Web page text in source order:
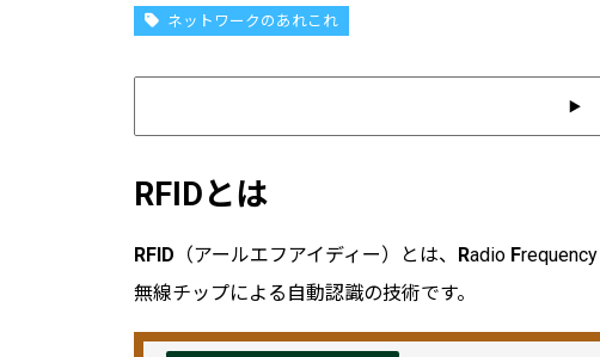
ネットワークのあれこれ
RFIDとは
RFID （アールエフアイディー）とは、 Radio Frequency
無線チップによる自動認識の技術です。